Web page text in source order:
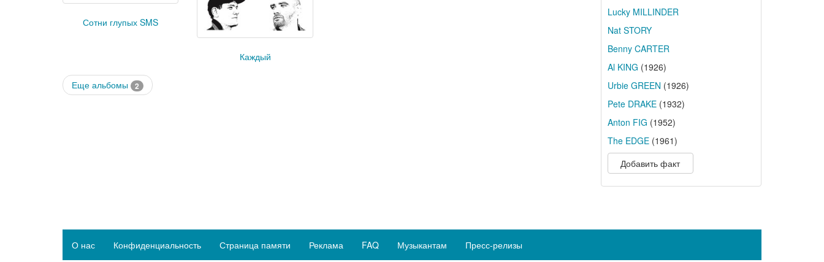
Сотни глупых SMS
Каждый
Еще альбомы 2
Lucky MILLINDER
Nat STORY
Benny CARTER
Al KING (1926)
Urbie GREEN (1926)
Pete DRAKE(1932)
Anton FIG (1952)
The EDGE(1961)
Добавить факт
О нас Конфиденциальность Страница памяти Реклама FAQ Музыкантам Пресс-релизы